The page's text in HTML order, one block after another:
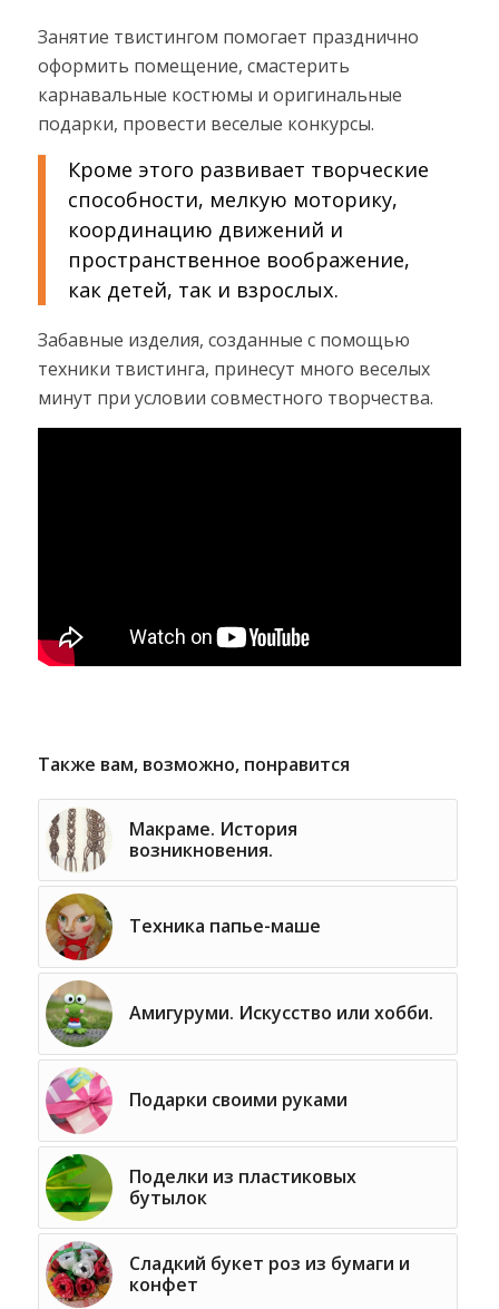
Занятие твистингом помогает празднично
оформить помещение, смастерить
карнавальные костюмы и оригинальные
подарки, провести веселые конкурсы.
Кроме этого развивает творческие
способности, мелкую моторику,
координацию движений и
пространственное воображение,
как детей, так и взрослых.
Забавные изделия, созданные с помощью
техники твистинга, принесут много веселых
минут при условии совместного творчества.
Также вам, возможно, понравится
Макраме. История
возникновения.
Техника папье-маше
Амигуруми. Искусство или хобби.
Подарки своими руками
Поделки из пластиковых
бутылок
Сладкий букет роз из бумаги и
конфет